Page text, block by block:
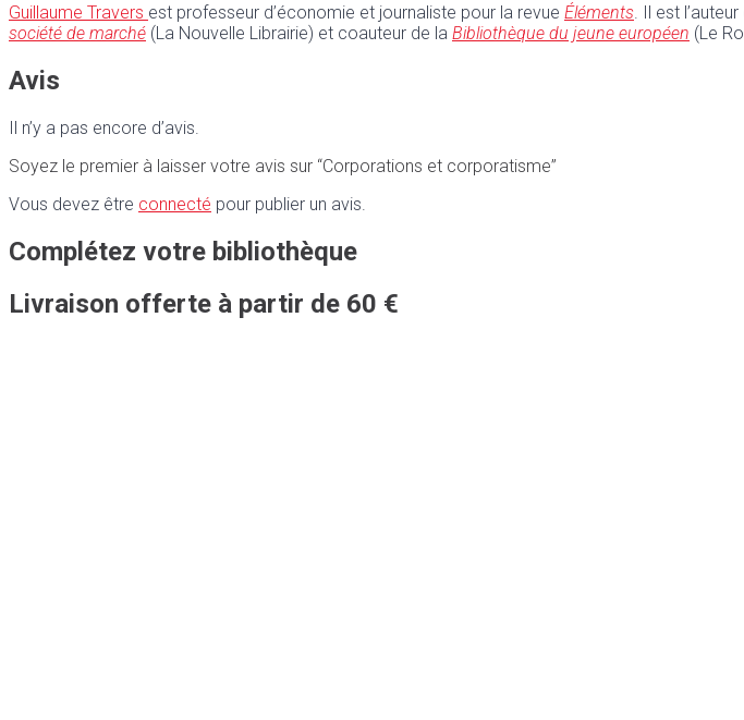
Guillaume Travers est professeur d’économie et journaliste pour la revue Éléments. Il est l’auteur
société de marché (La Nouvelle Librairie) et coauteur de la Bibliothèque du jeune européen (Le
Avis
Il n’y a pas encore d’avis.
Soyez le premier à laisser votre avis sur “Corporations et corporatisme”
Vous devez être connecté pour publier un avis.
Complétez votre bibliothèque
Livraison offerte à partir de 60 €